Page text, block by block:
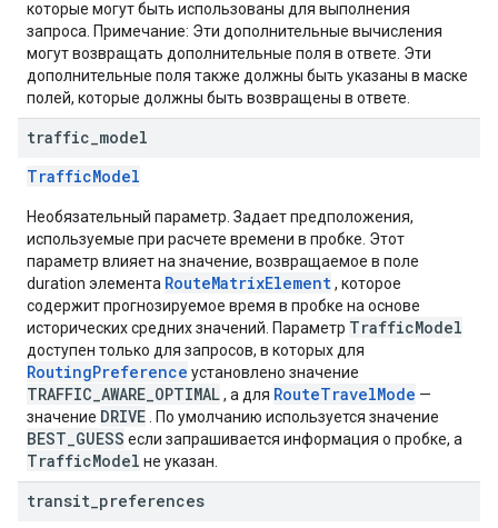
которые могут быть использованы для выполнения
запроса. Примечание: Эти дополнительные вычисления
могут возвращать дополнительные поля в ответе. Эти
дополнительные поля также должны быть указаны в маске
полей, которые должны быть возвращены в ответе.
traffic model
TrafficModel
Необязательный параметр. Задает предположения,
используемые при расчете времени в пробке. Этот
параметр влияет на значение, возвращаемое в поле
duration элемента RouteMatrixElement, которое
содержит прогнозируемое время в пробке на основе
исторических средних значений. Параметр TrafficModel
доступен только для запросов, в которых для
RoutingPreference установлено значение
TRAFFIC_AWARE_OPTIMAL, а для RouteTravelMode —
значение DRIVE . По умолчанию используется значение
BEST_GUESS если запрашивается информация о пробке, а
TrafficModel не указан.
transit preferences